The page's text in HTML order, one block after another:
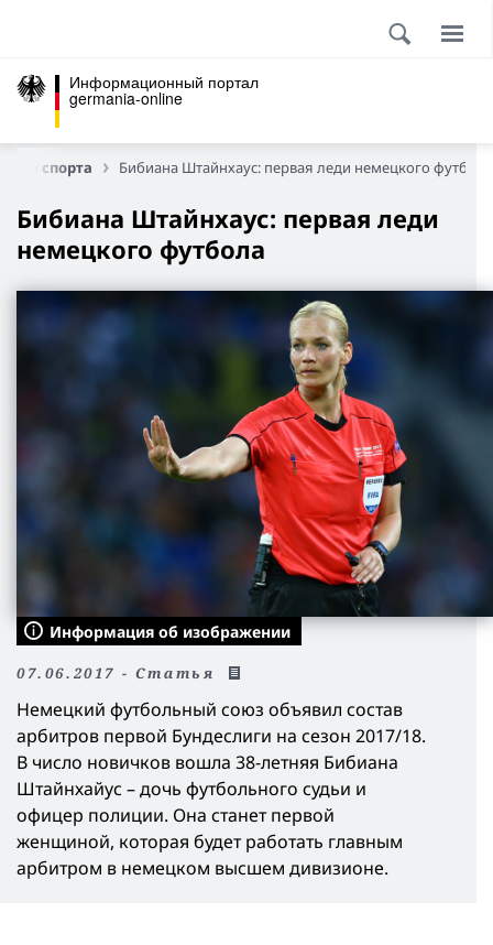
Информационный портал
germania-online
спорта Бибиана Штайнхаус: первая леди немецкого футбола
Бибиана Штайнхаус: первая леди
немецкого футбола
Информация об изображении
07.06.2017 - Статья
Немецкий футбольный союз объявил состав
арбитров первой Бундеслиги на сезон 2017/18.
В число новичков вошла 38-летняя Бибиана
Штайнхайус – дочь футбольного судьи и
офицер полиции. Она станет первой
женщиной, которая будет работать главным
арбитром в немецком высшем дивизионе.